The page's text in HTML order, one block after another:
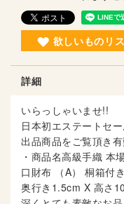
欲しいものリ
a
g
s
g
a
l
e
r
詳細
いらっしゃいませ!!
日本初エステートセ
出品商品をご覧頂き有
・商品名高級手織 本
口財布 （A） 桐箱付
奥行き1.5cm X 高さ